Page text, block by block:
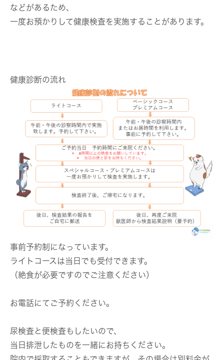
などがあるため、
一度お預かりして健康検査を実施することがあります。
健康診断の流れ
事前予約制になっています。
ライトコースは当日でも受付できます。
（絶食が必要ですのでご注意ください）
お電話にてご予約ください。
尿検査と便検査もしたいので、
当日排泄したものを一緒にお持ちください。